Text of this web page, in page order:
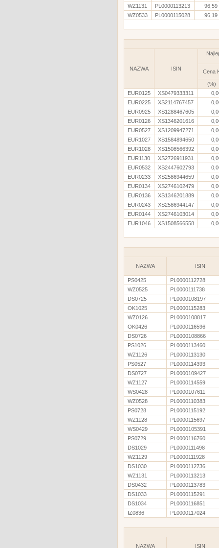
WZ1131
PL0000113213
96,59
WZ0533
PL0000115028 96,19
NAZWA ISIN Cena
(%)
EUR0125
XS0479333311
EUR0225
XS2114767457
EUR0925
XS1288467605
EUR0126
XS1346201616
EUR0527
XS1209947271
EUR1027
XS1584894650
EUR1028
XS1508566392
EUR1130
XS2726911931
EUR0532
XS2447602793
EUR0233
XS2586944659
EUR0134
XS2746102479
EUR0136
XS1346201889
EUR0243
XS2586944147
EUR0144
XS2746103014
EUR1046
XS1508566558
NAZWA ISIN
PS0425
PL0000112728
WZ0525
PL0000111738
DS0725
PL0000108197
OK1025
PL0000115283
WZ0126
PL0000108817
OK0426
PL0000116596
DS0726
PL0000108866
PS1026
PL0000113460
WZ1126
PL0000113130
PS0527
PL0000114393
DS0727
PL0000109427
WZ1127
PL0000114559
WS0428
PL0000107611
WZ0528
PL0000110383
PS0728
PL0000115192
WZ1128
PL0000115697
WS0429
PL0000105391
PS0729
PL0000116760
DS1029
PL0000111498
WZ1129
PL0000111928
DS1030
PL0000112736
WZ1131
PL0000113213
DS0432
PL0000113783
DS1033
PL0000115291
DS1034
PL0000116851
IZ0836
PL0000117024
NAZWA ISIN